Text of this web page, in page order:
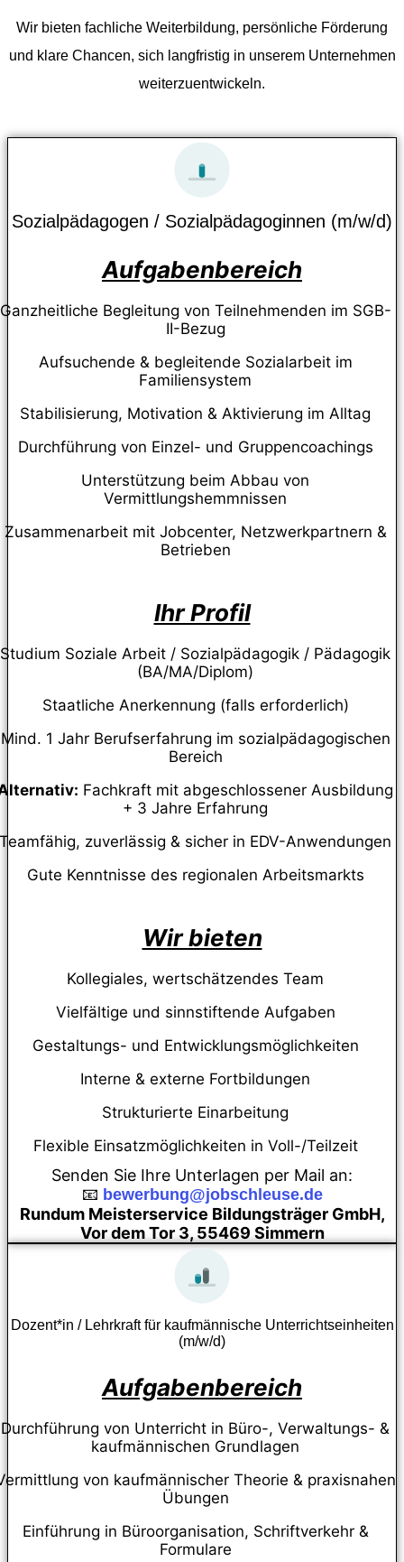
Wir bieten fachliche Weiterbildung, persönliche Förderung
und klare Chancen, sich langfristig in unserem Unternehmen
weiterzuentwickeln.
Sozialpädagogen / Sozialpädagoginnen (m/w/d)
Aufgabenbereich
Ganzheitliche Begleitung von Teilnehmenden im SGB-
II-Bezug
Aufsuchende & begleitende Sozialarbeit im
Familiensystem
Stabilisierung, Motivation & Aktivierung im Alltag
Durchführung von Einzel- und Gruppencoachings
Unterstützung beim Abbau von
Vermittlungshemmnissen
Zusammenarbeit mit Jobcenter, Netzwerkpartnern &
Betrieben
Ihr Profil
Studium Soziale Arbeit / Sozialpädagogik / Pädagogik
(BA/MA/Diplom)
Staatliche Anerkennung (falls erforderlich)
Mind. 1 Jahr Berufserfahrung im sozialpädagogischen
Bereich
Fachkraft mit abgeschlossener Ausbildung
+ 3 Jahre Erfahrung
Teamfähig, zuverlässig & sicher in EDV-Anwendungen
Gute Kenntnisse des regionalen Arbeitsmarkts
Wir bieten
Kollegiales, wertschätzendes Team
Vielfältige und sinnstiftende Aufgaben
Gestaltungs- und Entwicklungsmöglichkeiten
Interne & externe Fortbildungen
Strukturierte Einarbeitung
Flexible Einsatzmöglichkeiten in Voll-/Teilzeit
Senden Sie Ihre Unterlagen per Mail an:
📧 bewerbung@jobschleuse.de
Rundum Meisterservice Bildungsträger GmbH,
Vor dem Tor 3, 55469 Simmern
Dozent*in / Lehrkraft für kaufmännische Unterrichtseinheiten
(m/w/d)
Aufgabenbereich
Durchführung von Unterricht in Büro-, Verwaltungs- &
kaufmännischen Grundlagen
von kaufmännischer Theorie & praxisnahen
Übungen
Einführung in Büroorganisation, Schriftverkehr &
Formulare